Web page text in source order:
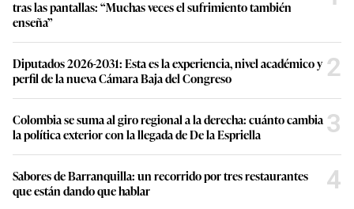
tras las pantallas: “Muchas veces el sufrimiento también
enseña”
Diputados 2026-2031: Esta es la experiencia, nivel académico y
perfil de la nueva Cámara Baja del Congreso
2
Colombia se suma al giro regional a la derecha: cuánto cambia
la política exterior con la llegada de De la Espriella
3
Sabores de Barranquilla: un recorrido por tres restaurantes
que están dando que hablar
4